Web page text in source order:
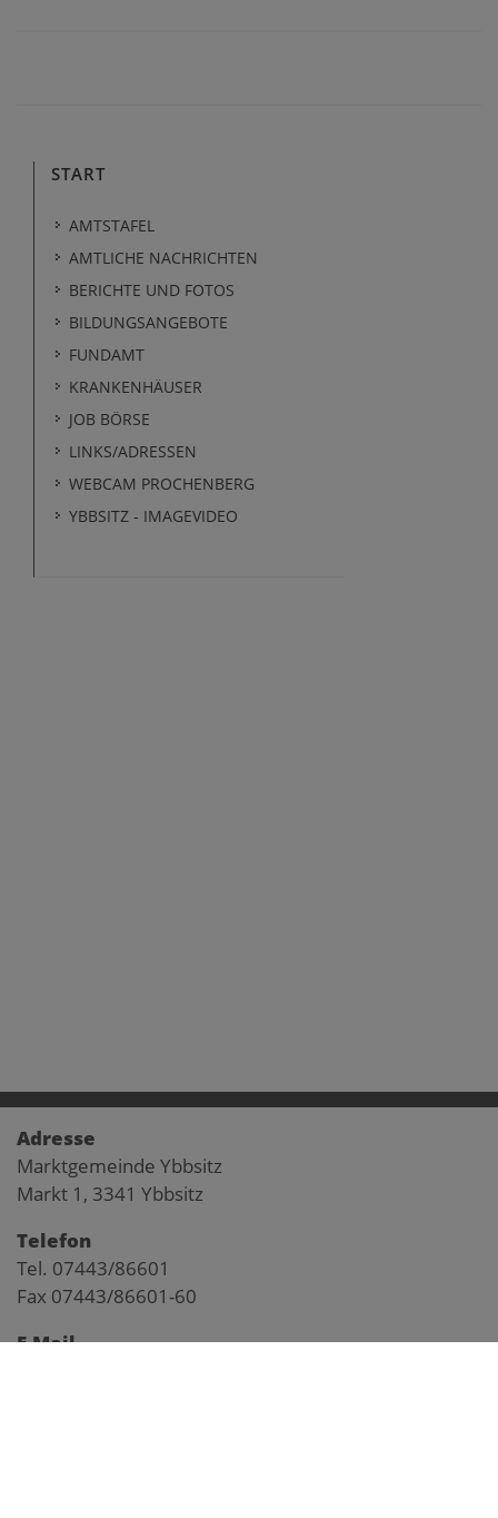
START
AMTSTAFEL
AMTLICHE NACHRICHTEN
BERICHTE UND FOTOS
BILDUNGSANGEBOTE
FUNDAMT
KRANKENHÄUSER
JOB BÖRSE
LINKS/ADRESSEN
WEBCAM PROCHENBERG
YBBSITZ - IMAGEVIDEO
Adresse
Marktgemeinde Ybbsitz
Markt 1, 3341 Ybbsitz
Telefon
Tel. 07443/86601
Fax 07443/86601-60
E-Mail